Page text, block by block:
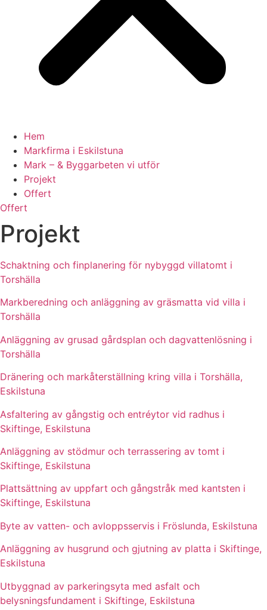
Hem
Markfirma i Eskilstuna
Mark – & Byggarbeten vi utför
Projekt
Offert
Offert
Projekt
Schaktning och finplanering för nybyggd villatomt i
Torshälla
Markberedning och anläggning av gräsmatta vid villa i
Torshälla
Anläggning av grusad gårdsplan och dagvattenlösning i
Torshälla
Dränering och markåterställning kring villa i Torshälla,
Eskilstuna
Asfaltering av gångstig och entréytor vid radhus i
Skiftinge, Eskilstuna
Anläggning av stödmur och terrassering av tomt i
Skiftinge, Eskilstuna
Plattsättning av uppfart och gångstråk med kantsten i
Skiftinge, Eskilstuna
Byte av vatten- och avloppsservis i Fröslunda, Eskilstuna
Anläggning av husgrund och gjutning av platta i Skiftinge,
Eskilstuna
Utbyggnad av parkeringsyta med asfalt och
belysningsfundament i Skiftinge, Eskilstuna